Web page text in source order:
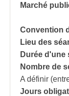
Marché
Convention
Lieu des
Durée d'une
Nombre de
A définir
Jours